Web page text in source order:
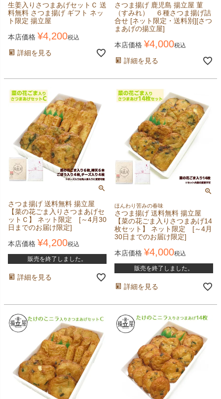
生姜入りさつまあげセットＣ 送
料無料 さつま揚げ ギフト ネッ
ト限定 揚立屋
本店価格 ¥4,200税込
詳細を見る
さつま揚げ 鹿児島 揚立屋 菫
（すみれ） ６種さつま揚げ詰
合せ [ネット限定・送料別][さつ
まあげの揚立屋]
本店価格 ¥4,000税込
詳細を見る
さつま揚げ 送料無料 揚立屋
【菜の花ごま入りさつまあげセ
ットＣ】 ネット限定 [～4月30
日までのお届け限定]
本店価格 ¥4,200税込
販売を終了しました。
詳細を見る
ほんわり苦みの春味
さつま揚げ 送料無料 揚立屋
【菜の花ごま入りさつまあげ14
枚セット】 ネット限定 [～4月
30日までのお届け限定]
本店価格 ¥4,000税込
販売を終了しました。
詳細を見る